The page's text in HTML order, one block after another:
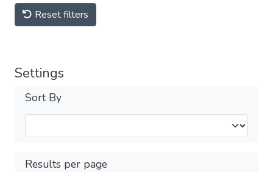
Reset filters
Settings
Sort By
Results per page